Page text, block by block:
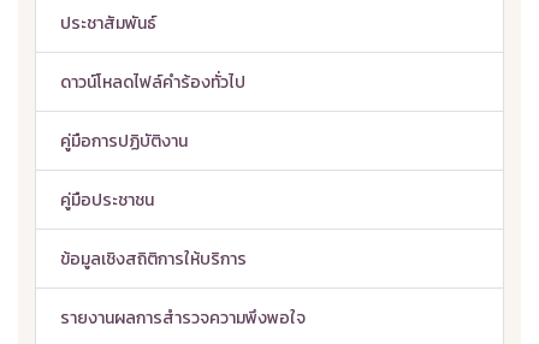
ประชาสัมพันธ์
ดาวน์โหลดไฟล์คำร้องทั่วไป
คู่มือการปฏิบัติงาน
คู่มือประชาชน
ข้อมูลเชิงสถิติการให้บริการ
รายงานผลการสำรวจความพึงพอใจ